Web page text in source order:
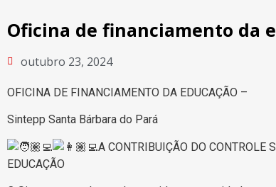
Oficina de financiamento da
outubro 23, 2024
OFICINA DE FINANCIAMENTO DA EDUCAÇÃO –
Sintepp Santa Bárbara do Pará
A CONTRIBUIÇÃO DO CONTROLE
EDUCAÇÃO